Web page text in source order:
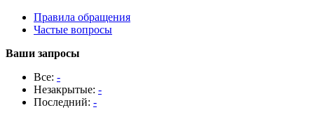
Правила обращения
Частые вопросы
Ваши запросы
Все: -
Незакрытые: -
Последний: -